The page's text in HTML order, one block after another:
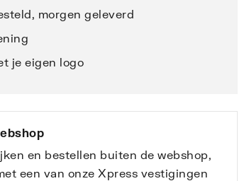
morgen geleverd
je eigen logo
en bestellen buiten de webshop,
een van onze Xpress vestigingen